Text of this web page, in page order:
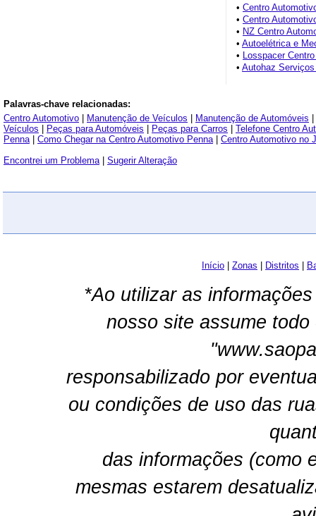
• Centro
• Centro
• NZ Centro
• Autoelétrica e
• Losspacer
• Autohaz
Palavras-chave relacionadas:
Centro Automotivo
Manutenção de Veículos Manutenção de Automóveis
Veículos
Peças para Automóveis Peças para Carros
Telefone Centro
Penna| Como Chegar na Centro Automotivo Penna| Centro Automotivo no
Encontrei um Problema| Sugerir Alteração
Início Zonas Distritos
*Ao utilizar as
nosso site assume
responsabilizado por
ou condições de uso das
das informações (como
mesmas estarem